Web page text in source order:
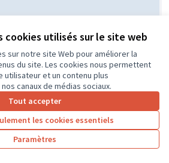
cookies utilisés sur le site web
sur notre site Web pour améliorer la
du site. Les cookies nous permettent
utilisateur et un contenu plus
canaux de médias sociaux.
Tout accepter
les cookies essentiels
Paramètres
par le CME
Soumis au
vote